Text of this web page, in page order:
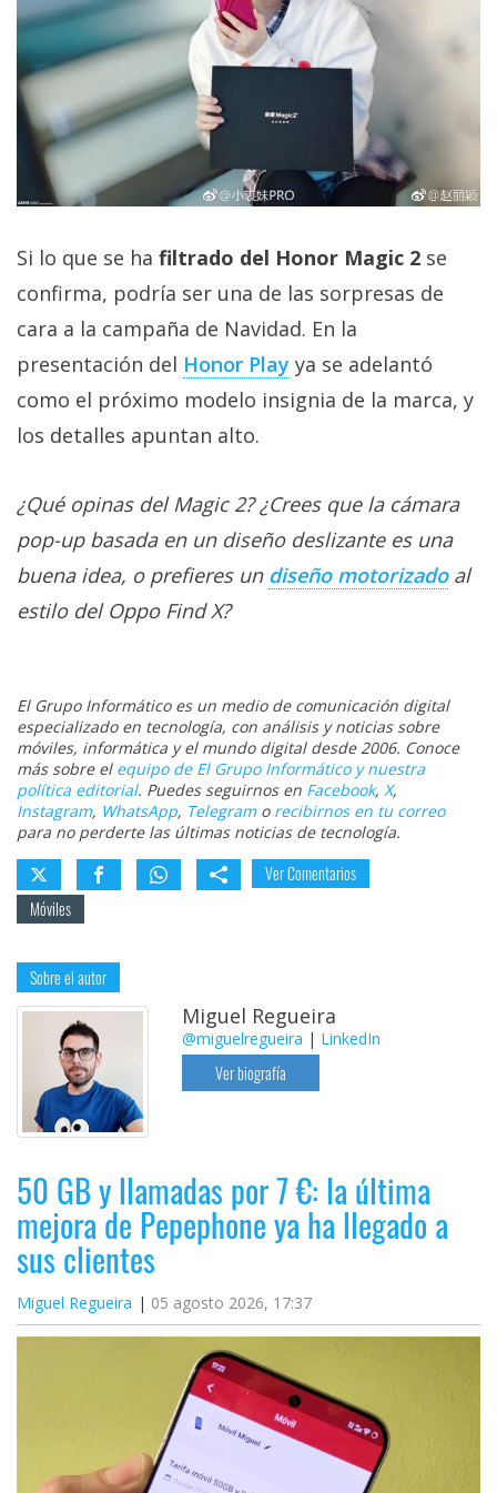
Si lo que se ha filtrado del Honor Magic 2 se
confirma, podría ser una de las sorpresas de
cara a la campaña de Navidad. En la
presentación del Honor Play ya se adelantó
como el próximo modelo insignia de la marca, y
los detalles apuntan alto.
¿Qué opinas del Magic 2? ¿Crees que la cámara
pop-up basada en un diseño deslizante es una
buena idea, o prefieres un diseño motorizadoal
estilo del Oppo Find X?
El Grupo Informático es un medio de comunicación digital
especializado en tecnología, con análisis y noticias sobre
móviles, informática y el mundo digital desde 2006. Conoce
más sobre el equipo de El Grupo Informático y nuestra
política editorial. Puedes seguirnos en Facebook, X,
Instagram, WhatsApp, Telegramo recibirnos en tu correo
para no perderte las últimas noticias de tecnología.
Ver Comentarios
Móviles
Sobre el autor
Miguel Regueira
@miguelregueira | LinkedIn
Ver biografía
50 GB y llamadas por 7 €: la última
mejora de Pepephone ya ha llegado a
sus clientes
Miguel Regueira 05 agosto 2026, 17:37